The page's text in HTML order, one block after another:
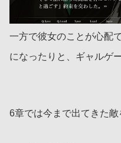
一方で彼女のことが心配
になったりと、ギャルゲ
6章では今まで出てきた敵